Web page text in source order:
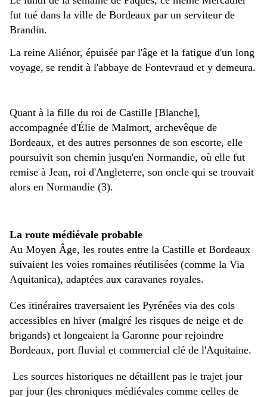
fut tué dans la ville de Bordeaux par un serviteur de
Brandin.
La reine Aliénor, épuisée par l'âge et la fatigue d'un long
voyage, se rendit à l'abbaye de Fontevraud et y demeura.
Quant à la fille du roi de Castille [Blanche],
accompagnée d'Élie de Malmort, archevêque de
Bordeaux, et des autres personnes de son escorte, elle
poursuivit son chemin jusqu'en Normandie, où elle fut
remise à Jean, roi d'Angleterre, son oncle qui se trouvait
alors en Normandie (3).
La route médiévale probable
Au Moyen Âge, les routes entre la Castille et Bordeaux
suivaient les voies romaines réutilisées (comme la Via
Aquitanica), adaptées aux caravanes royales.
Ces itinéraires traversaient les Pyrénées via des cols
accessibles en hiver (malgré les risques de neige et de
brigands) et longeaient la Garonne pour rejoindre
Bordeaux, port fluvial et commercial clé de l'Aquitaine.
Les sources historiques ne détaillent pas le trajet jour
par jour (les chroniques médiévales comme celles de